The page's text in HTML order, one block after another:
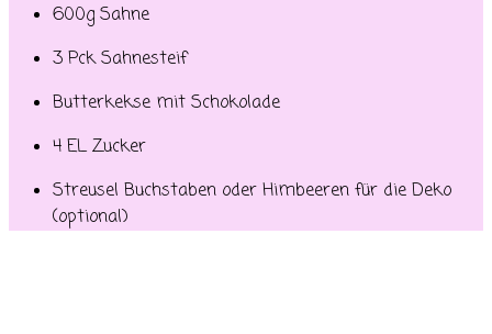
600g Sahne
3 Pck Sahnesteif
Butterkekse mit Schokolade
4 EL Zucker
Streusel Buchstaben oder Himbeeren für die Deko
(optional)